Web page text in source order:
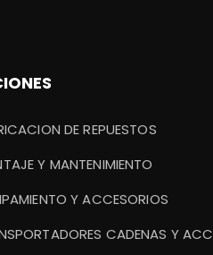
DE REPUESTOS
Y MANTENIMIENTO
Y ACCESORIOS
CADENAS Y